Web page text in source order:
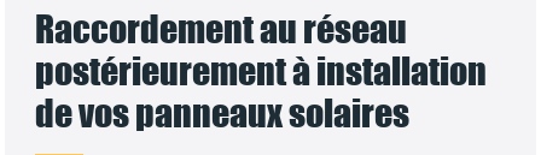
Raccordement au réseau
postérieurement à installation
de vos panneaux solaires